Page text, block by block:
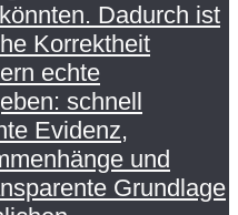
Dadurch ist
Korrektheit
echte
schnell
Evidenz,
und
Grundlage